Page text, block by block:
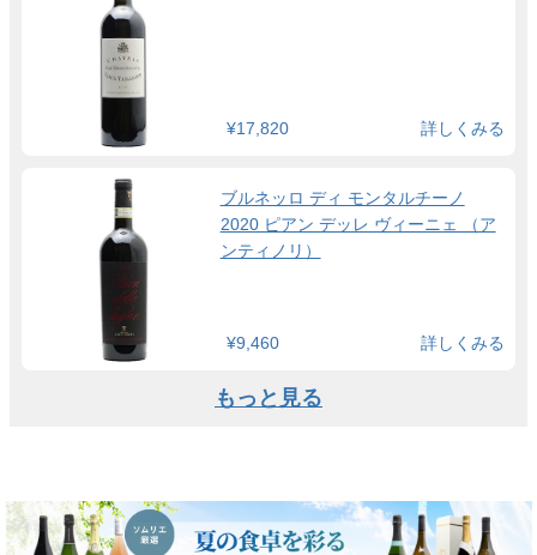
¥17,820 詳しくみる
ブルネッロ ディ モンタルチーノ
2020 ピアン デッレ ヴィーニェ （ア
ンティノリ）
¥9,460 詳しくみる
もっと見る